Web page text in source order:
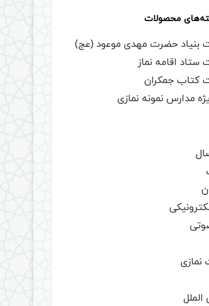
محصولات
بنیاد حضرت مهدی موعود (عج)
ستاد اقامه نماز
کتاب جمکران
مدارس نمونه نمازی
نمازی